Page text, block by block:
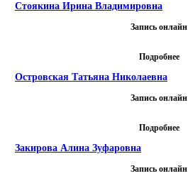
Стоякина Ирина Владимировна
Запись онлайн
Подробнее
Островская Татьяна Николаевна
Запись онлайн
Подробнее
Закирова Алина Зуфаровна
Запись онлайн